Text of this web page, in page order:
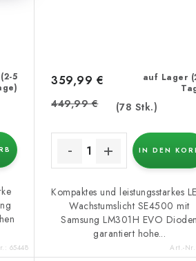
5
65448
auf Lager
(78 Stk.)
359,99 €
449,99 €
IN DEN
Kompaktes und leistungsstarkes
Wachstumslicht SE4500 mit
Samsung LM301H EVO Dioden
garantiert hohe...
Art.-